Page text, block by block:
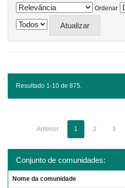
Ordenar
Resultado 1-10 de 875.
Anterior 1 2 3
Conjunto de comunidades:
Nome da comunidade